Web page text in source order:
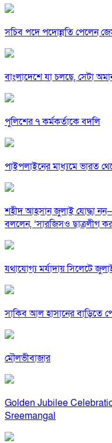
সচিব পদে পদোন্নতি পেলেন
বাংলাদেশে যা চলছে, সেটা
পুলিশের ৭ কর্মকর্তাকে বদলি
পাইপলাইনের মাধ্যমে ভারত
শহীদ আহসান জুলাই যোদ্ধা
বললেন, ‘সারজিসও ছাত্রলীগ
যথাযোগ্য মর্যাদায় সিলেটে
সাকিব আল হাসানের বাড়িতে
মৌলভীবাজার
Golden Jubilee
Sreemangal